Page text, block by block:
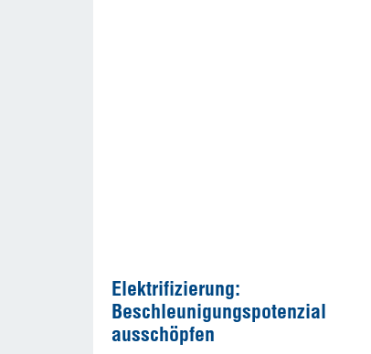
Elektrifizierung:
Beschleunigungspotenzial
ausschöpfen